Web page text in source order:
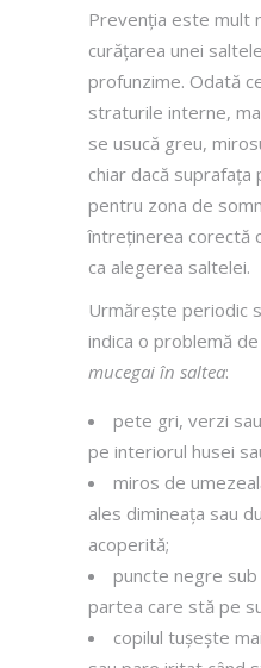
Prevenția este mult
curățarea unei
profunzime. Odată
straturile interne,
se usucă greu,
chiar dacă suprafața
pentru zona de
întreținerea corectă
ca alegerea saltelei.
Urmărește periodic
indica o problemă
mucegai în saltea:
pete gri, verzi
pe interiorul husei
miros de
ales dimineața sau
acoperită;
puncte negre sub
partea care stă pe
copilul tușește